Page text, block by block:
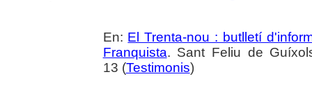
En: El Trenta-nou : butlletí
Franquista. Sant Feliu de
13 (Testimonis)